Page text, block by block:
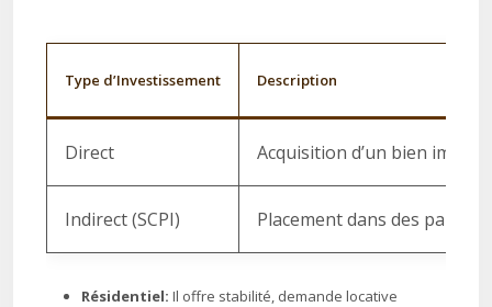
Type d’Investissement Description
Direct Acquisition d’un bien
Indirect (SCPI) Placement dans des parts
Résidentiel: Il offre stabilité, demande locative